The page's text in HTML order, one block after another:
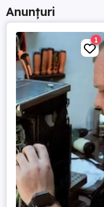
Anunțuri
1